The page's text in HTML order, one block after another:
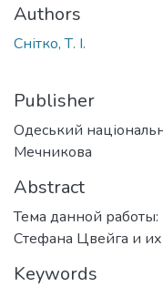
Authors
Снітко, Т. І.
Publisher
Одеський
Мечникова
Abstract
Тема данной
Стефана Цвейга и
Keywords